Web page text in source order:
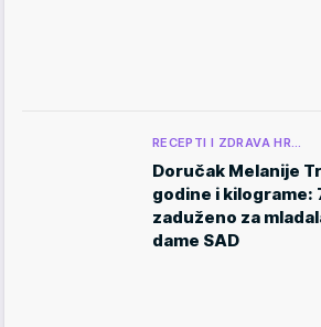
RECEPTI I ZDRAVA HR…
Doručak Melanije
godine i kilograme:
zaduženo za
dame SAD